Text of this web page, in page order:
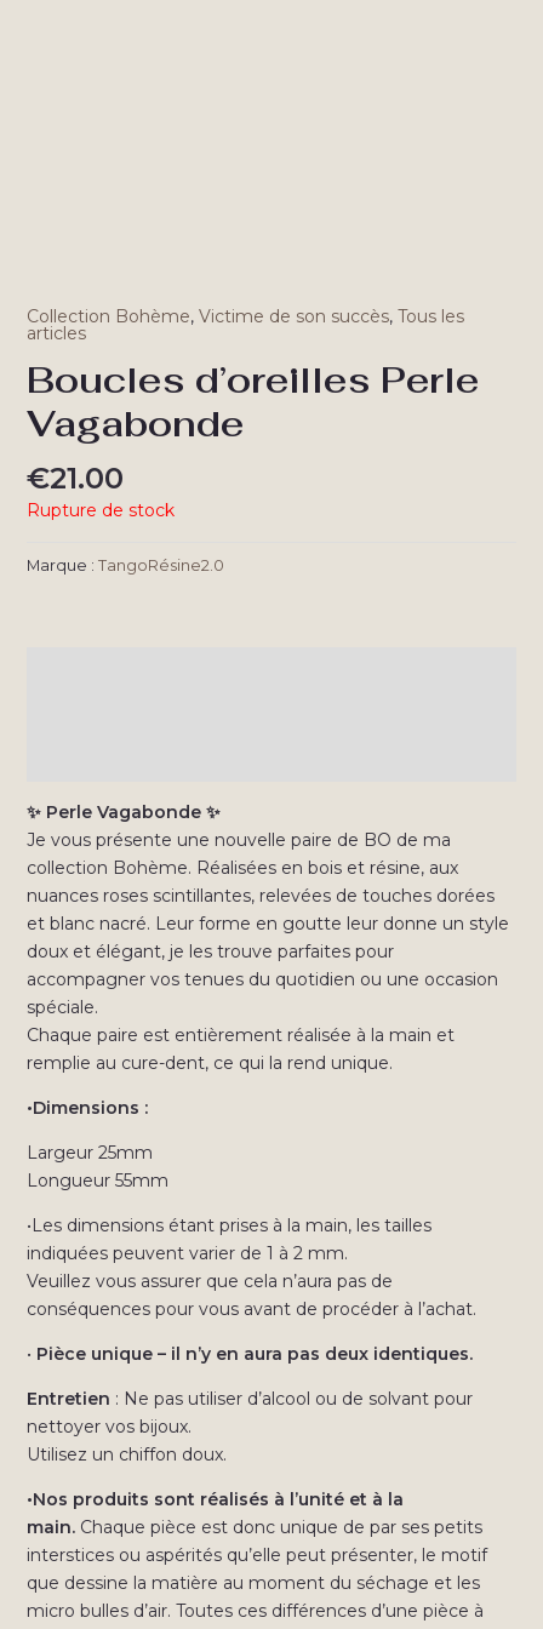
Collection Bohème, Victime de son succès, Tous les
articles
Boucles d’oreilles Perle
Vagabonde
€21.00
Rupture de stock
Marque : TangoRésine2.0
✨ Perle Vagabonde ✨
Je vous présente une nouvelle paire de BO de ma
collection Bohème. Réalisées en bois et résine, aux
nuances roses scintillantes, relevées de touches dorées
et blanc nacré. Leur forme en goutte leur donne un style
doux et élégant, je les trouve parfaites pour
accompagner vos tenues du quotidien ou une occasion
spéciale.
Chaque paire est entièrement réalisée à la main et
remplie au cure-dent, ce qui la rend unique.
•Dimensions :
Largeur 25mm
Longueur 55mm
•Les dimensions étant prises à la main, les tailles
indiquées peuvent varier de 1 à 2 mm.
Veuillez vous assurer que cela n’aura pas de
conséquences pour vous avant de procéder à l’achat.
• Pièce unique – il n’y en aura pas deux identiques.
Entretien : Ne pas utiliser d’alcool ou de solvant pour
nettoyer vos bijoux.
Utilisez un chiffon doux.
•Nos produits sont réalisés à l’unité et à la
main. Chaque pièce est donc unique de par ses petits
interstices ou aspérités qu’elle peut présenter, le motif
que dessine la matière au moment du séchage et les
micro bulles d’air. Toutes ces différences d’une pièce à